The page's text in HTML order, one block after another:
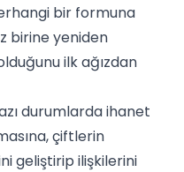
bir formuna
birine yeniden
ilk ağızdan
durumlarda ihanet
çiftlerin
geliştirip ilişkilerini